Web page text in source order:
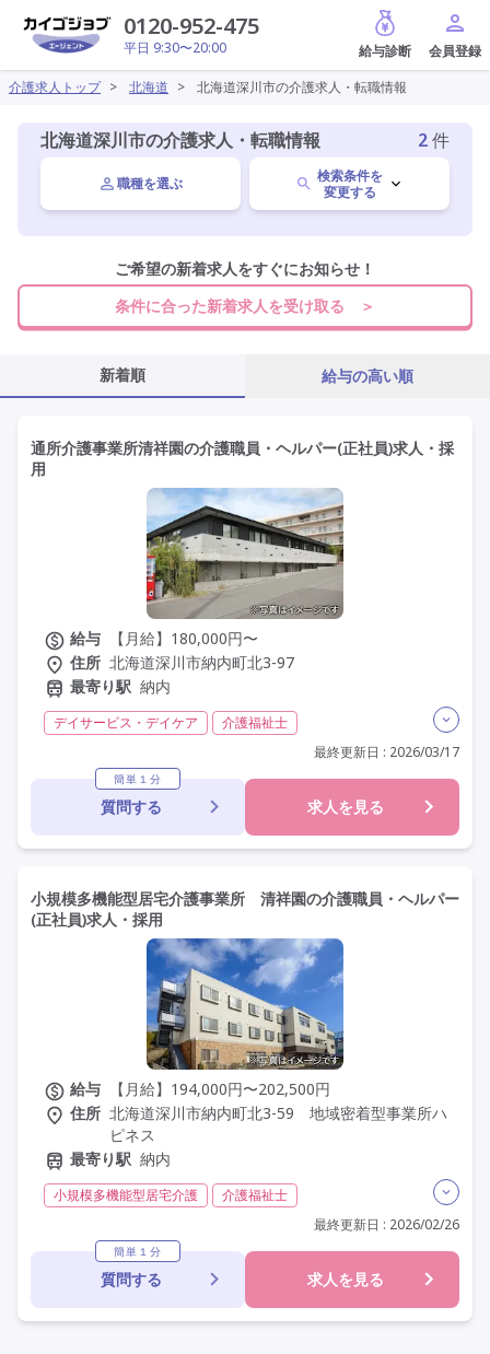
0120-952-475
平日 9:30〜20:00
給与診断
介護求人トップ > 北海道 > 北海道深川市の介護求人・転職情報
北海道深川市の介護求人・転職情報 2件
職種を選ぶ
検索条件を
変更する
北海道 変更
その他の条件を選ぶ
ご希望の新着求人をすぐにお知らせ！
条件に合った新着求人を受け取る ＞
新着順 給与の高い順
通所介護事業所清祥園の介護職員・ヘルパー(正社員)求人・採
用
給与
【月給】180,000円〜
住所 北海道深川市納内町北3-97
最寄り駅 納内
デイサービス・デイケア
介護福祉士
初任者研修(ヘルパー2級)
日勤のみ 夜勤なし
残業月20時間以内
残業ほぼなし
常勤 社会保険完備
交通費支給
年間休日110日以上
学歴不問
最終更新日 : 2026/03/17
簡単１分
質問する 求人を見る
小規模多機能型居宅介護事業所 清祥園の介護職員・ヘルパー
(正社員)求人・採用
給与
【月給】194,000円〜202,500円
住所 北海道深川市納内町北3-59 地域密着型事業所ハ
ピネス
最寄り駅 納内
小規模多機能型居宅介護
介護福祉士
初任者研修(ヘルパー2級)
夜勤専従 残業月20時間以内
残業ほぼなし
社会保険完備 交通費支給
学歴不問
車通勤可 駅近
最終更新日 : 2026/02/26
簡単１分
質問する 求人を見る